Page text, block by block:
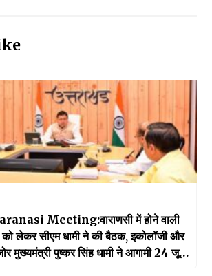
Meeting:वाराणसी में होने वाली
को लेकर सीएम धामी ने की बैठक, इकोलॉजी और
24 जून